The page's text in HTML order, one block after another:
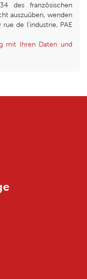
des französischen
auszuüben, wenden
de l’industrie, PAE
mit Ihren Daten und